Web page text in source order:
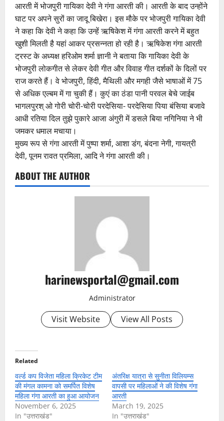
आरती में भोजपुरी गायिका देवी ने गंगा आरती की। आरती के बाद उन्होंने
घाट पर अपने सुरों का जादू बिखेरा। इस मौके पर भोजपुरी गायिका देवी
ने कहा कि देवी ने कहा कि उन्हें ऋषिकेश में गंगा आरती करने में बहुत
खुशी मिलती है यहां आकर प्रसन्नता हो रही है। ऋषिकेश गंगा आरती
ट्रस्ट के अध्यक्ष हरिओम शर्मा ज्ञानी ने बताया कि गायिका देवी के
भोजपुरी लोकगीत से लेकर देवी गीत और विवाह गीत दर्शकों के दिलों पर
राज करते हैं। वे भोजपुरी, हिंदी, मैथिली और मगही जैसे भाषाओं में 75
से अधिक एल्बम में गा चुकी हैं। कुएं का ठंडा पानी परवल बेचे जाईब
भागलपुरश् ओ गोरी चोरी-चोरी परदेसिया- परदेसिया पिया बंसिया बजावे
आधी रतिया दिल तुझे पुकारे आजा अंगुरी में डसले बिया नगिनिया ने भी
जमकर धमाल मचाया।
मुख्य रूप से गंगा आरती में पुष्पा शर्मा, आशा डंग, बंदना नेगी, गायत्री
देवी, पूनम रावत प्रमिला, आदि ने गंगा आरती की।
ABOUT THE AUTHOR
harinewsportal@gmail.com
Administrator
Visit Website View All Posts
Related
वर्ल्ड कप विजेता महिला क्रिकेट टीम
की मंगल कामना को समर्पित विशेष
महिला गंगा आरती का हुआ आयोजन
November 6, 2025
In "उत्तराखंड"
अंतरिक्ष यात्रा से सुनीता विलियम्स
वापसी पर महिलाओं ने की विशेष गंगा
आरती
March 19, 2025
In "उत्तराखंड"